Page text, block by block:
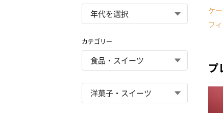
カテゴリー
ケ
フ
プ